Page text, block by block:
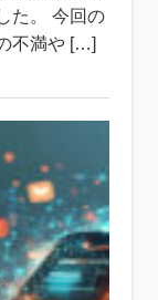
た。 今回の
不満や […]